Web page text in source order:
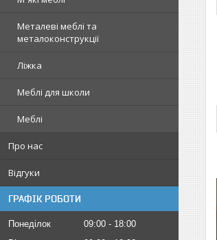
Металеві меблі та
металоконструкції
Ліжка
Меблі для школи
Меблі
Про нас
Відгуки
ГРАФІК РОБОТИ
Понеділок 09:00
18:00